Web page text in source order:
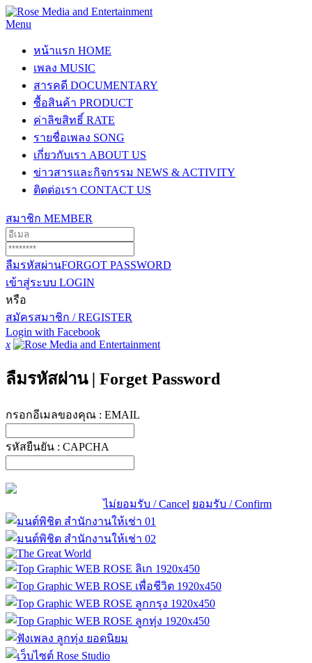
Menu
หน้าแรก HOME
เพลง MUSIC
สารคดี DOCUMENTARY
ซื้อสินค้า PRODUCT
ค่าลิขสิทธิ์ RATE
รายชื่อเพลง SONG
เกี่ยวกับเรา ABOUT US
ข่าวสารและกิจกรรม NEWS & ACTIVITY
ติดต่อเรา CONTACT US
สมาชิก MEMBER
ลืมรหัสผ่านFORGOT PASSWORD
เข้าสู่ระบบ LOGIN
หรือ
สมัครสมาชิก / REGISTER
Login with Facebook
x
ลืมรหัสผ่าน | Forget Password
กรอกอีเมลของคุณ : EMAIL
รหัสยืนยัน : CAPCHA
ไม่ยอมรับ / Cancel ยอมรับ / Confirm